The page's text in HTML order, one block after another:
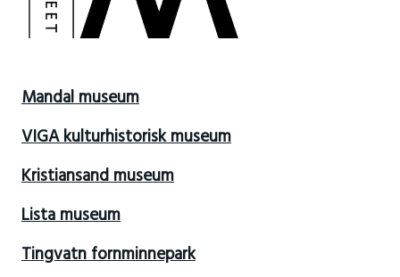
Mandal museum
VIGA kulturhistorisk museum
Kristiansand museum
Lista museum
Tingvatn fornminnepark